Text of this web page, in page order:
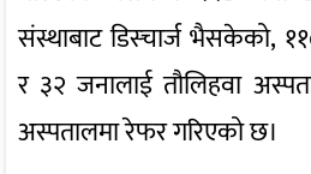
संस्थाबाट डिस्चार्ज भैसकेको,
र ३२ जनालाई तौलिहवा
अस्पतालमा रेफर गरिएको छ।